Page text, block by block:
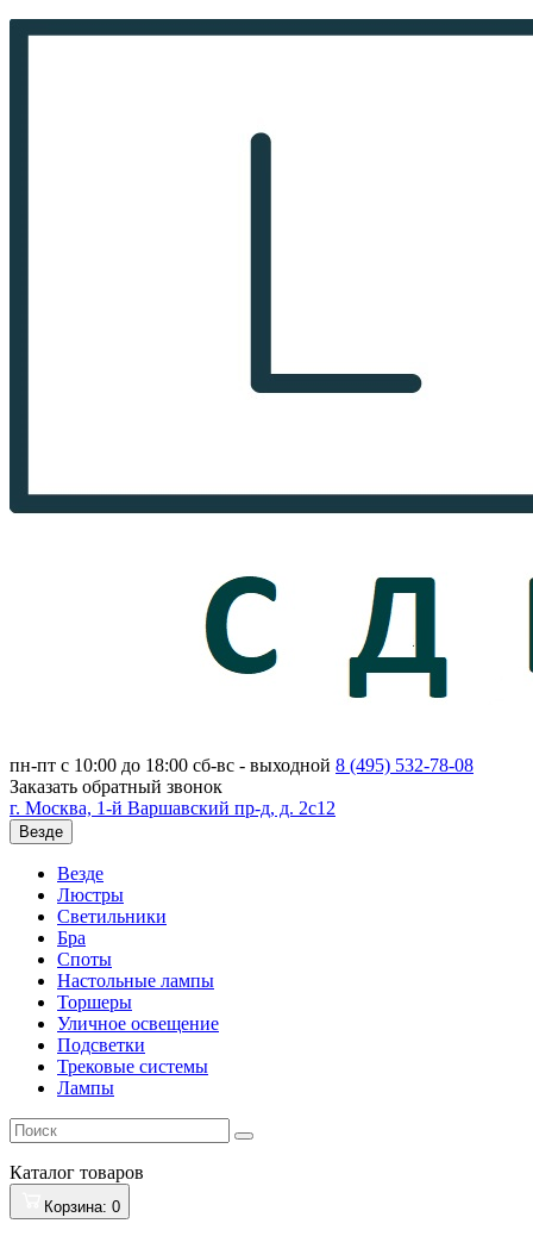
пн-пт с 10:00 до 18:00 сб-вс - выходной 8 (495) 532-78-08
Заказать обратный звонок
г. Москва, 1-й Варшавский пр-д, д. 2с12
Везде
Везде
Люстры
Светильники
Бра
Споты
Настольные лампы
Торшеры
Уличное освещение
Подсветки
Трековые системы
Лампы
Каталог товаров
Корзина: 0